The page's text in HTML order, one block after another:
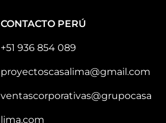
CONTACTO PERÚ
+51 936 854 089
proyectoscasalima@gmail.com
ventascorporativas@grupocasa
lima.com